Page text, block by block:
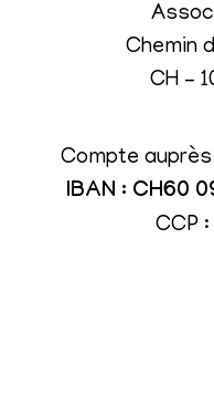
Chemin
CH –
Compte
IBAN : CH60
CCP